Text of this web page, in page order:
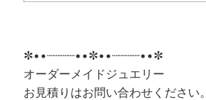
✼••┈┈┈┈••✼••┈┈┈┈••✼
オーダーメイドジュエリー
お見積りはお問い合わせください。